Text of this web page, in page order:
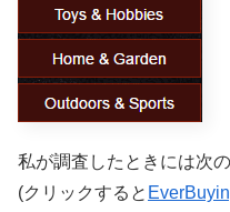
私が調査したときには次
(クリックすると